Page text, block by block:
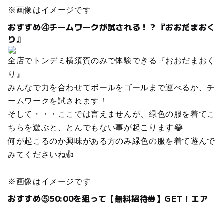
※画像はイメージです
おすすめ④チームワークが試される！？『おおだまおく
り』
全店でトンデミ横須賀のみで体験できる『おおだまおく
り』
みんなで力を合わせてボールをゴールまで運べるか、チ
ームワークを試されます！
そして・・・ここでは言えませんが、緑色の服を着てこ
ちらを遊ぶと、とんでもない事が起こります😂
何が起こるのか興味がある方のみ緑色の服を着て遊んで
みてくださいね👍
※画像はイメージです
おすすめ⑤50:00を狙って【無料招待券】GET！エア